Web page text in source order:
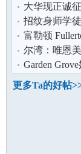
坛
大华现正诚
品生产线品管
理
招纹身师学徒
富勒顿
绝佳店面 适合
售/餐厅
尔湾：唯恩
直营月子中心,
有13年专业
Garden Grove
茶店招全职兼
更多Ta的好帖